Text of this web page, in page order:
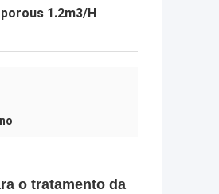
1.2m3/H
o tratamento da